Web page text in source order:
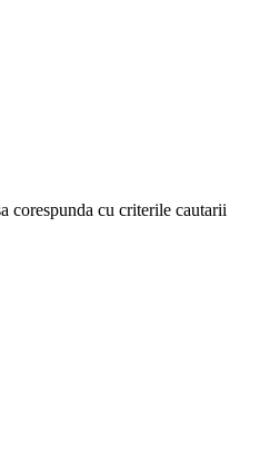
corespunda cu criterile cautarii